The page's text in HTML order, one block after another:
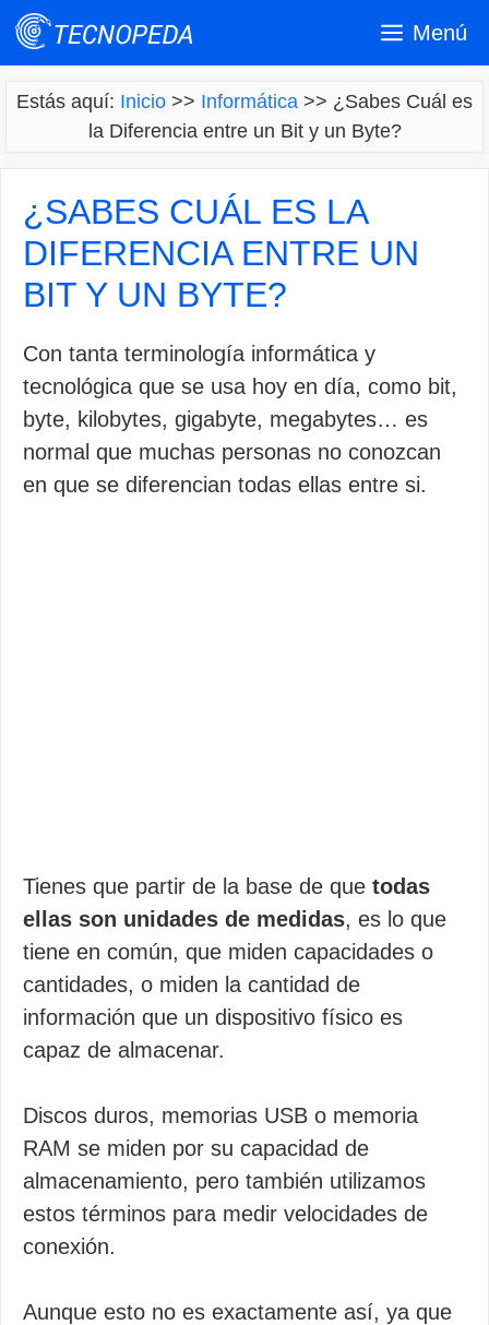
Saltar
Menú
Estás aquí: Inicio >> Informática >> ¿Sabes Cuál es
la Diferencia entre un Bit y un Byte?
¿SABES CUÁL ES LA
DIFERENCIA ENTRE UN
BIT Y UN BYTE?
Con tanta terminología informática y
tecnológica que se usa hoy en día, como bit,
byte, kilobytes, gigabyte, megabytes… es
normal que muchas personas no conozcan
en que se diferencian todas ellas entre si.
Tienes que partir de la base de que todas
ellas son unidades de medidas, es lo que
tiene en común, que miden capacidades o
cantidades, o miden la cantidad de
información que un dispositivo físico es
capaz de almacenar.
Discos duros, memorias USB o memoria
RAM se miden por su capacidad de
almacenamiento, pero también utilizamos
estos términos para medir velocidades de
conexión.
Aunque esto no es exactamente así, ya que